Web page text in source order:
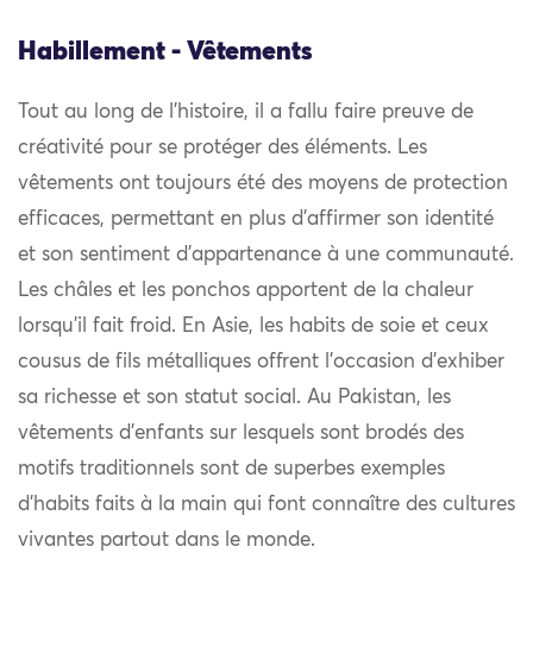
Habillement - Vêtements
Tout au long de l’histoire, il a fallu faire preuve de
créativité pour se protéger des éléments. Les
vêtements ont toujours été des moyens de protection
efficaces, permettant en plus d’affirmer son identité
et son sentiment d’appartenance à une communauté.
Les châles et les ponchos apportent de la chaleur
lorsqu’il fait froid. En Asie, les habits de soie et ceux
cousus de fils métalliques offrent l’occasion d’exhiber
sa richesse et son statut social. Au Pakistan, les
vêtements d’enfants sur lesquels sont brodés des
motifs traditionnels sont de superbes exemples
d’habits faits à la main qui font connaître des cultures
vivantes partout dans le monde.